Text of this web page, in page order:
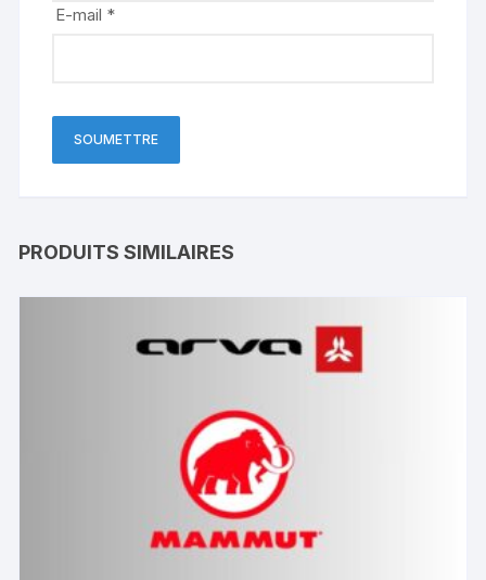
E-mail *
PRODUITS SIMILAIRES